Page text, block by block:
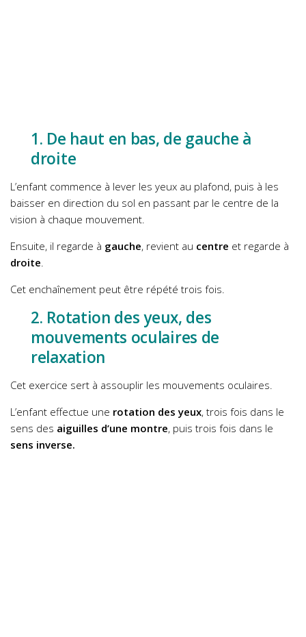
1. De haut en bas, de gauche à
droite
L’enfant commence à lever les yeux au plafond, puis à les
baisser en direction du sol en passant par le centre de la
vision à chaque mouvement.
Ensuite, il regarde à gauche, revient au centre et regarde à
droite
Cet enchaînement peut être répété trois fois.
2. Rotation des yeux, des
mouvements oculaires de
relaxation
Cet exercice sert à assouplir les mouvements oculaires.
L’enfant effectue une rotation des yeux, trois fois dans le
sens des aiguilles d’une montre, puis trois fois dans le
sens inverse.